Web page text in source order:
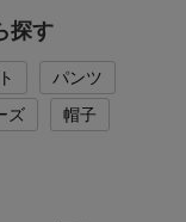
探す
パンツ
ズ
帽子